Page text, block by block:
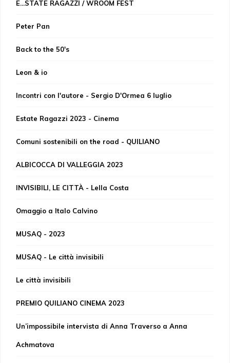
E...STATE RAGAZZI / WROOM FEST
Peter Pan
Back to the 50's
Leon & io
Incontri con l'autore - Sergio D'Ormea 6 luglio
Estate Ragazzi 2023 - Cinema
Comuni sostenibili on the road - QUILIANO
ALBICOCCA DI VALLEGGIA 2023
INVISIBILI, LE CITTÀ - Lella Costa
Omaggio a Italo Calvino
MUSAQ - 2023
MUSAQ - Le città invisibili
Le città invisibili
PREMIO QUILIANO CINEMA 2023
Un’impossibile intervista di Anna Traverso a Anna
Achmatova